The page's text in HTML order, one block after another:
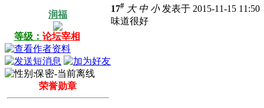
润福
等级： 论坛宰相
荣誉勋章
17# 大 中 小发表于 2015-11-15 11:50
味道很好